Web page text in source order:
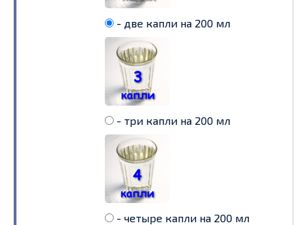
- две капли на 200 мл
- три капли на 200 мл
- четыре капли на 200 мл